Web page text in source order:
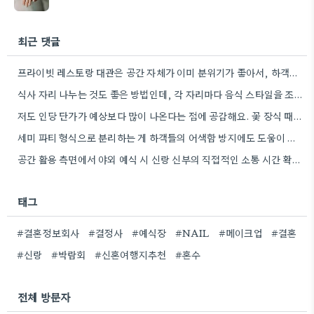
최근 댓글
프라이빗 레스토랑 대관은 공간 자체가 이미 분위기가 좋아서, 하객분들이 자연스럽게 즐거워하는 것 같아요.
식사 자리 나누는 것도 좋은 방법인데, 각 자리마다 음식 스타일을 조금씩 다르게 해보는 것도 분위기를…
저도 인당 단가가 예상보다 많이 나온다는 점에 공감해요. 꽃 장식 때문에 고민이 많았거든요.
세미 파티 형식으로 분리하는 게 하객들의 어색함 방지에도 도움이 될 것 같아요. 특히 어르신분들이 많을…
공간 활용 측면에서 야외 예식 시 신랑 신부의 직접적인 소통 시간 확보는 정말 중요한 포인트인…
태그
#결혼정보회사 #결정사 #예식장 #NAIL #메이크업
#결혼
#신랑
#박람회 #신혼여행지추천 #혼수
전체 방문자